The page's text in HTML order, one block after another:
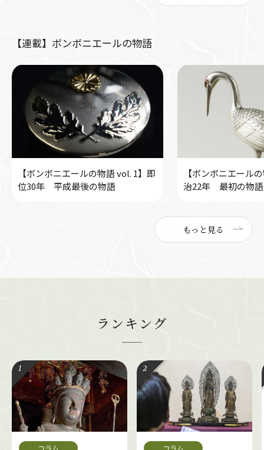
【連載】ボンボニエールの物語
【ボンボニエールの物語 vol. 1】即
位30年 平成最後の物語
【ボンボニエール
治22年 最初の物語
もっと見る
ランキング